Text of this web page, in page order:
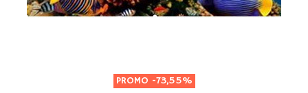
PROMO -73,55%